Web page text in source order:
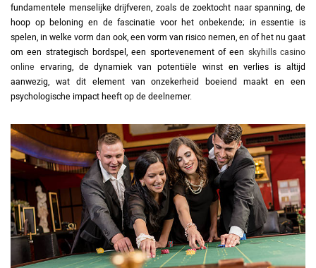
fundamentele menselijke drijfveren, zoals de zoektocht naar spanning, de
hoop op beloning en de fascinatie voor het onbekende; in essentie is
spelen, in welke vorm dan ook, een vorm van risico nemen, en of het nu gaat
om een strategisch bordspel, een sportevenement of een skyhills casino
online ervaring, de dynamiek van potentiële winst en verlies is altijd
aanwezig, wat dit element van onzekerheid boeiend maakt en een
psychologische impact heeft op de deelnemer.